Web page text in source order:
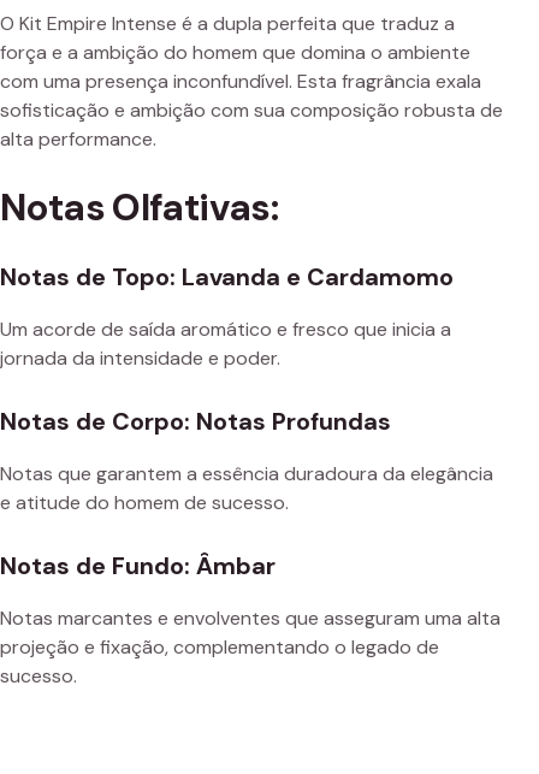
O Kit Empire Intense é a dupla perfeita que traduz a
força e a ambição do homem que domina o ambiente
com uma presença inconfundível. Esta fragrância exala
sofisticação e ambição com sua composição robusta de
alta performance.
Notas Olfativas:
Notas de Topo: Lavanda e Cardamomo
Um acorde de saída aromático e fresco que inicia a
jornada da intensidade e poder.
Notas de Corpo: Notas Profundas
Notas que garantem a essência duradoura da elegância
e atitude do homem de sucesso.
Notas de Fundo: Âmbar
Notas marcantes e envolventes que asseguram uma alta
projeção e fixação, complementando o legado de
sucesso.